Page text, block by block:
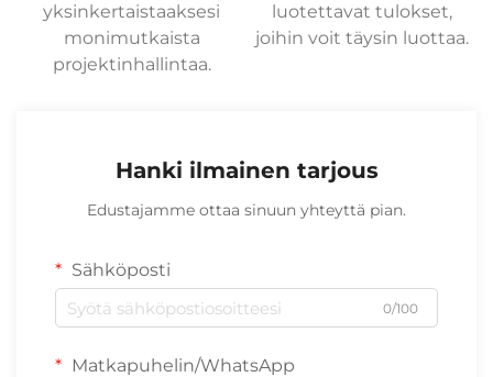
yksinkertaistaaksesi
monimutkaista
projektinhallintaa.
luotettavat tulokset,
joihin voit täysin luottaa.
Hanki ilmainen tarjous
Edustajamme ottaa sinuun yhteyttä pian.
Sähköposti
0/100
Matkapuhelin/WhatsApp